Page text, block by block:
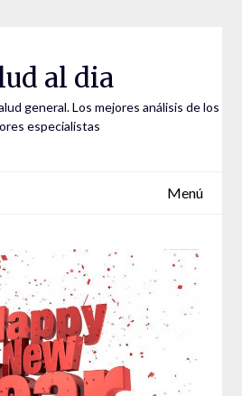
al dia
general. Los mejores análisis de los
especialistas
Menú